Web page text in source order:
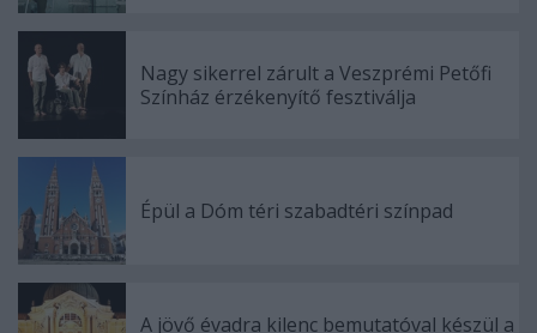
Nagy sikerrel zárult a Veszprémi Petőfi
Színház érzékenyítő fesztiválja
Épül a Dóm téri szabadtéri színpad
A jövő évadra kilenc bemutatóval készül a